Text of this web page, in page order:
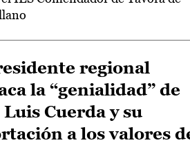
regional
la “genialidad” de
Luis Cuerda y su
a los valores